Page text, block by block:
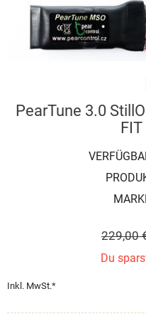
PearTune 3.0
229,00
Du
Inkl. MwSt.*